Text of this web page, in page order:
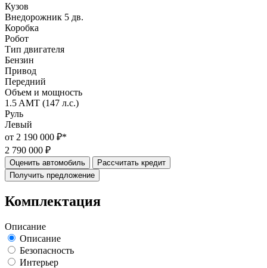
Кузов
Внедорожник 5 дв.
Коробка
Робот
Тип двигателя
Бензин
Привод
Передний
Объем и мощность
1.5 AMT (147 л.с.)
Руль
Левый
от 2 190 000 ₽*
2 790 000 ₽
Оценить автомобиль
Рассчитать кредит
Получить предложение
Комплектация
Описание
Описание
Безопасность
Интерьер